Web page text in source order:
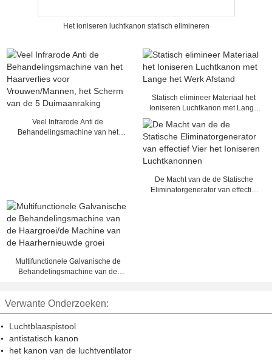
Het ioniseren luchtkanon statisch elimineren
Veel Infrarode Anti de
Behandelingsmachine van het
Statisch elimineer Materiaal het
Ioniseren Luchtkanon met Lange
De Macht van de de Statische
Eliminatorgenerator van effectief
Multifunctionele Galvanische de
Behandelingsmachine van de
Verwante Onderzoeken:
Luchtblaaspistool
antistatisch kanon
het kanon van de luchtventilator